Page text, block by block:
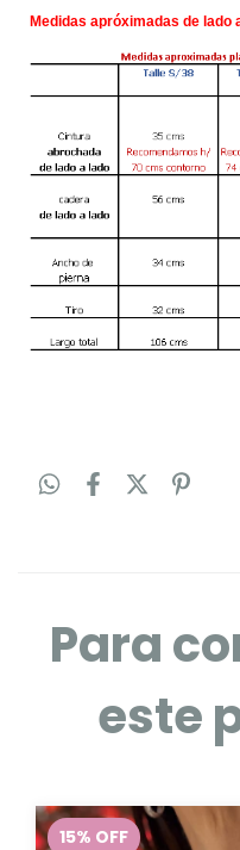
Medidas apróximadas de lado
Para
este
15% OFF